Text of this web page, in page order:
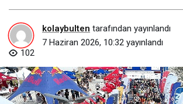
kolaybulten tarafından yayınlandı
7 Haziran 2026, 10:32 yayınlandı
102